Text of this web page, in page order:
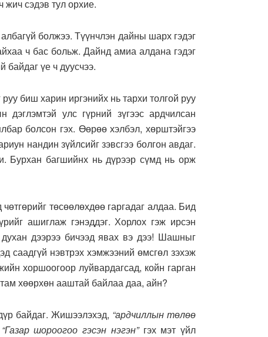
жич сэдэв тул орхие.
болжээ. Түүнчлэн дайны шарх гэдэг
ч бас больж. Дайнд амиа алдана гэдэг
байдаг үе ч дуусчээ.
биш харин иргэнийх нь тархи толгой руу
дэглэмтэй улс гүрний зүгээс ардчилсан
болсон гэх. Өөрөө хэлбэл, хөрштэйгээ
нандин зүйлсийг зэвсгээ болгон авдаг.
Бурхан багшийнх нь дүрээр сүмд нь орж
төсөөлөхдөө гаргадаг алдаа. Бид
ашиглаж гэнэддэг. Хорлох гэж ирсэн
дээрээ бичээд явах вэ дээ! Шашныг
саадгүй нэвтрэх хэмжээний өмсгөл зэхэж
хоршоогоор луйвардагсад, койн гарган
хөөрхөн ааштай байлаа даа, айн?
байдаг. Жишээлэхэд, “ардчиллын төлөө
шороогоо гэсэн нэгэн”гэх мэт үйл